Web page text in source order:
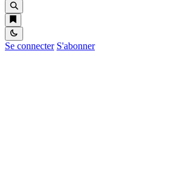
Se connecter S'abonner